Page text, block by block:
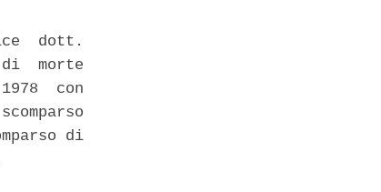
dott.
morte
con
di